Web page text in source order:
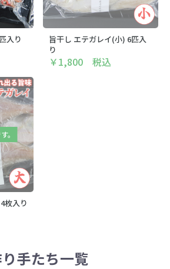
入り
旨干し エテガレイ(小) 6匹入
り
￥1,800 税込
。
枚入り
手たち一覧